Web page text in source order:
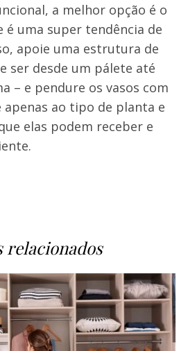
a melhor opção é o
é uma super tendência de
apoie uma estrutura de
ser desde um pálete até
– e pendure os vasos com
apenas ao tipo de planta e
elas podem receber e
relacionados